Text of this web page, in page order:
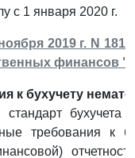
с 1 января 2020 г.
2019 г. N
финансов
к бухучету
бухучета
требования к